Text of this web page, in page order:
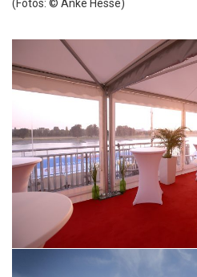
(Fotos: © Anke Hesse)